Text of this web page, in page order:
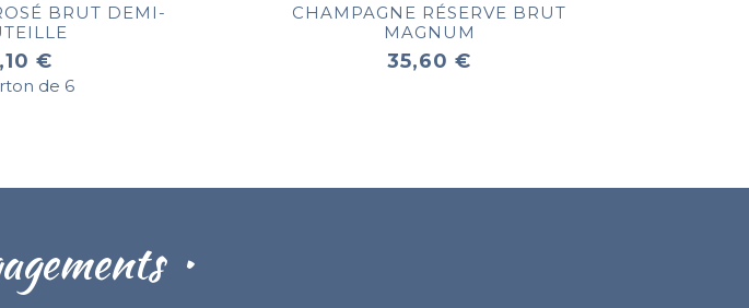
BRUT DEMI-
€
de 6
CHAMPAGNE RÉSERVE BRUT
MAGNUM
35,60 €